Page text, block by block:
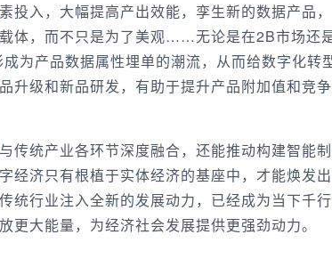
投入，大幅提高产出效能，孪生新的数据产品
体，而不只是为了美观……无论是在2B市场还
为产品数据属性埋单的潮流，从而给数字化转
升级和新品研发，有助于提升产品附加值和竞争
传统产业各环节深度融合，还能推动构建智能
经济只有根植于实体经济的基座中，才能焕发
统行业注入全新的发展动力，已经成为当下千
大能量，为经济社会发展提供更强劲动力。